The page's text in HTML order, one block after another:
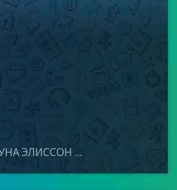
ЭЛИССОН ...